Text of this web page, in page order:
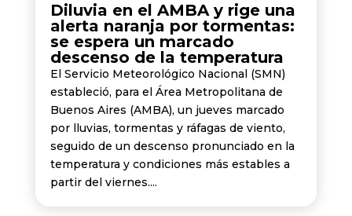
Diluvia en el AMBA y rige una
alerta naranja por tormentas:
se espera un marcado
descenso de la temperatura
El Servicio Meteorológico Nacional (SMN)
estableció, para el Área Metropolitana de
Buenos Aires (AMBA), un jueves marcado
por lluvias, tormentas y ráfagas de viento,
seguido de un descenso pronunciado en la
temperatura y condiciones más estables a
partir del viernes....